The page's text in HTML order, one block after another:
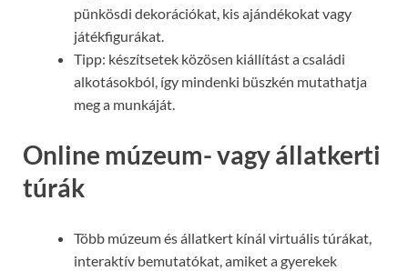
pünkösdi dekorációkat, kis ajándékokat vagy
játékfigurákat.
Tipp: készítsetek közösen kiállítást a családi
alkotásokból, így mindenki büszkén mutathatja
meg a munkáját.
Online múzeum- vagy állatkerti
túrák
Több múzeum és állatkert kínál virtuális túrákat,
interaktív bemutatókat, amiket a gyerekek